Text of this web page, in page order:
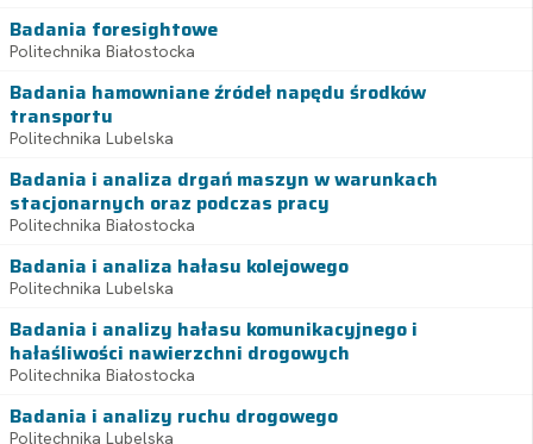
Badania foresightowe
Politechnika Białostocka
Badania hamowniane źródeł napędu środków
transportu
Politechnika Lubelska
Badania i analiza drgań maszyn w warunkach
stacjonarnych oraz podczas pracy
Politechnika Białostocka
Badania i analiza hałasu kolejowego
Politechnika Lubelska
Badania i analizy hałasu komunikacyjnego i
hałaśliwości nawierzchni drogowych
Politechnika Białostocka
Badania i analizy ruchu drogowego
Politechnika Lubelska